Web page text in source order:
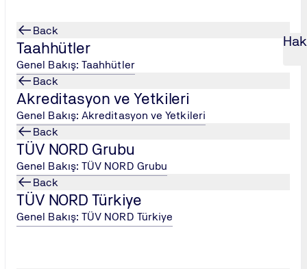
Back
Taahhütler
Genel Bakış: Taahhütler
Back
Akreditasyon ve Yetkileri
Genel Bakış: Akreditasyon ve Yetkileri
Back
TÜV NORD Grubu
Genel Bakış: TÜV NORD Grubu
Back
TÜV NORD Türkiye
Genel Bakış: TÜV NORD Türkiye
ISO 50001 Dokümantasyon Eğitim...
i
Sistemi'ni başarıyla kurması, uygulaması ve sürdürmesi için